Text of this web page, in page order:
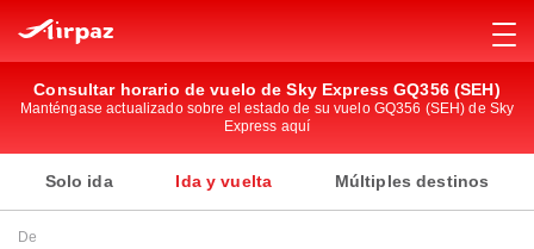
Consultar horario de vuelo de Sky Express GQ356 (SEH)
Manténgase actualizado sobre el estado de su vuelo GQ356 (SEH) de Sky
Express aquí
Solo ida Ida y vuelta Múltiples destinos
De